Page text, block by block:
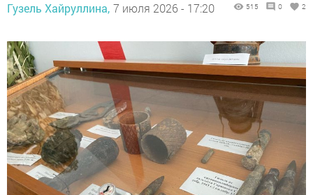
Гузель Хайруллина, 7 июля 2026 - 17:20 515 0 2